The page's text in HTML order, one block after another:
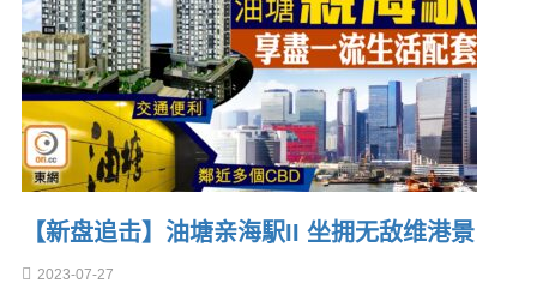
【新盘追击】油塘亲海駅II 坐拥无敌维港景
2023-07-27